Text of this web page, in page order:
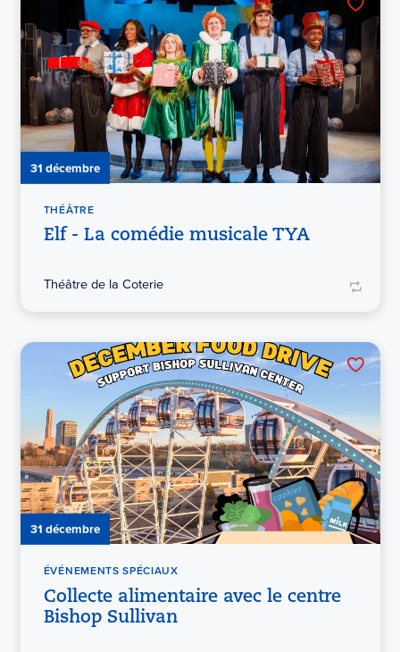
31 décembre
THÉÂTRE
Elf - La comédie musicale TYA
Théâtre de la Coterie
31 décembre
ÉVÉNEMENTS SPÉCIAUX
Collecte alimentaire avec le centre
Bishop Sullivan